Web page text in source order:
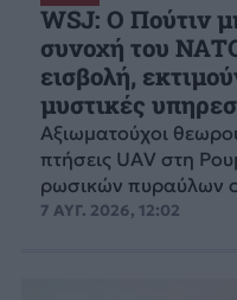
WSJ: Ο Πούτιν
συνοχή του
εισβολή,
μυστικές
Αξιωματούχοι
πτήσεις UAV στη
ρωσικών πυραύλων
7 ΑΥΓ. 2026, 12:02